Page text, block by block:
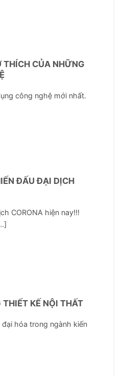
THÍCH CỦA NHỮNG
công nghệ mới nhất.
ĐẤU ĐẠI DỊCH
CORONA hiện nay!!!
KẾ NỘI THẤT
hóa trong ngành kiến